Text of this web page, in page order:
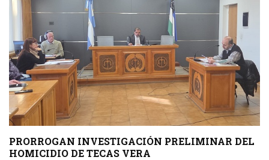
PRORROGAN INVESTIGACIÓN PRELIMINAR DEL
HOMICIDIO DE TECAS VERA